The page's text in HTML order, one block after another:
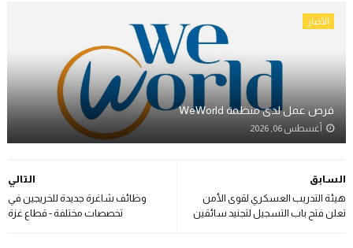
الأخبار
فرص عمل لدى منظمة WeWorld
أغسطس 06, 2026
التالي
وظائف شاغرة جديدة للخريجين في
تخصصات مختلفة - قطاع غزة
السابق
هيئة التدريب العسكري لقوى الأمن
تعلن فتح باب التسجيل لتجنيد سائقين